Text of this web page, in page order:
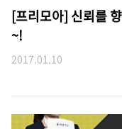
[프리모아] 신뢰를
~!
2017.01.10